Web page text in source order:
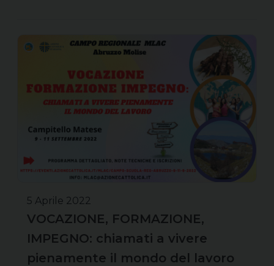
5 Aprile 2022
VOCAZIONE, FORMAZIONE,
IMPEGNO: chiamati a vivere
pienamente il mondo del lavoro